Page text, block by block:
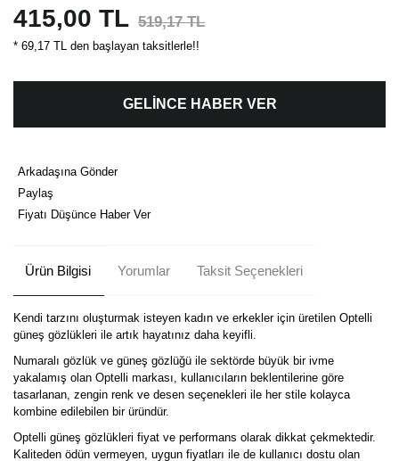
415,00 TL 519,17 TL
* 69,17 TL den başlayan taksitlerle!!
GELİNCE HABER VER
Arkadaşına Gönder
Paylaş
Fiyatı Düşünce Haber Ver
Ürün Bilgisi Yorumlar Taksit Seçenekleri
Kendi tarzını oluşturmak isteyen kadın ve erkekler için üretilen Optelli
güneş gözlükleri ile artık hayatınız daha keyifli.
Numaralı gözlük ve güneş gözlüğü ile sektörde büyük bir ivme
yakalamış olan Optelli markası, kullanıcıların beklentilerine göre
tasarlanan, zengin renk ve desen seçenekleri ile her stile kolayca
kombine edilebilen bir üründür.
Optelli güneş gözlükleri fiyat ve performans olarak dikkat çekmektedir.
Kaliteden ödün vermeyen, uygun fiyatları ile de kullanıcı dostu olan